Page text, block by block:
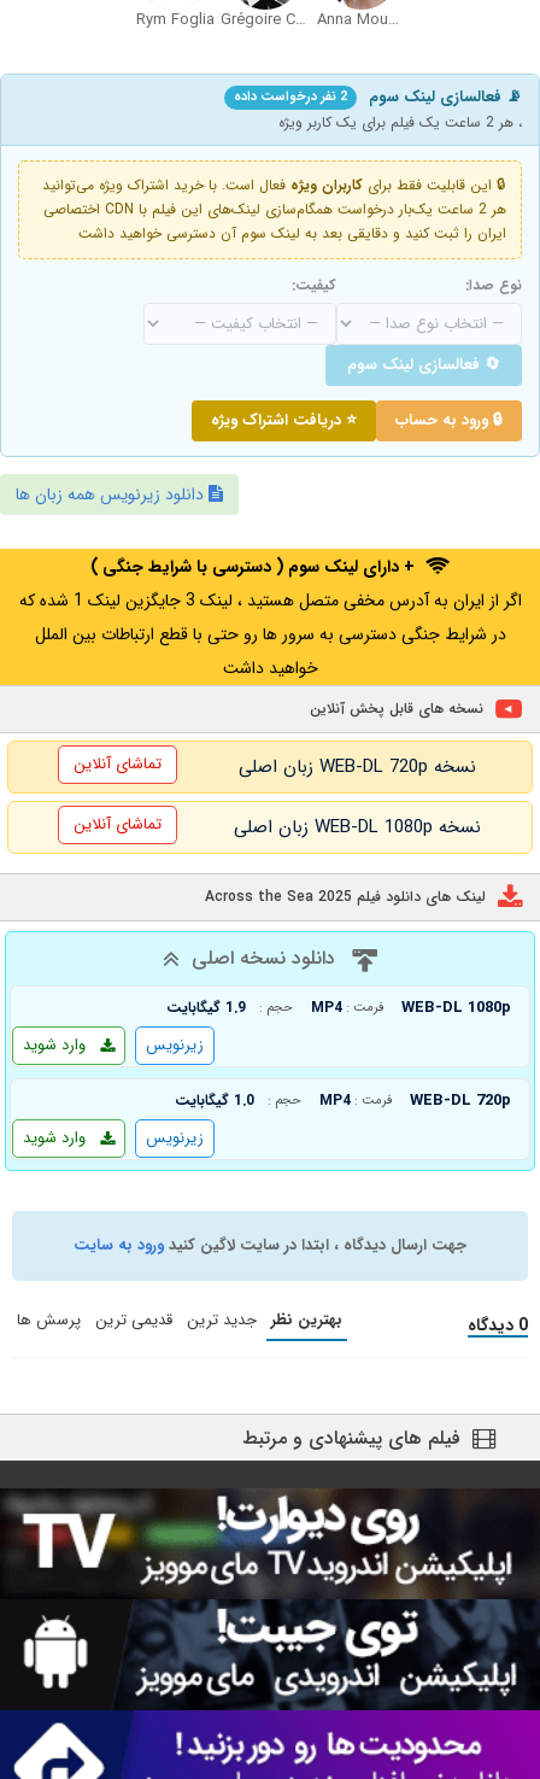
Anna Mouglalis
Grégoire Colin
Rym Foglia
📡 فعالسازی لینک سوم 2 نفر درخواست داده
، هر 2 ساعت یک فیلم برای یک کاربر ویژه
🔒 این قابلیت فقط برای کاربران ویژه فعال است. با خرید اشتراک ویژه می‌توانید
هر 2 ساعت یک‌بار درخواست همگام‌سازی لینک‌های این فیلم با CDN اختصاصی
ایران را ثبت کنید و دقایقی بعد به لینک سوم آن دسترسی خواهید داشت
نوع صدا: کیفیت:
🔄 فعالسازی لینک سوم
🔒 ورود به حساب ⭐ دریافت اشتراک ویژه
دانلود زیرنویس همه زبان ها
+ دارای لینک سوم ( دسترسی با شرایط جنگی )
اگر از ایران به آدرس مخفی متصل هستید ، لینک 3 جایگزین لینک 1 شده که
در شرایط جنگی دسترسی به سرور ها رو حتی با قطع ارتباطات بین الملل
خواهید داشت
نسخه های قابل پخش آنلاین
نسخه WEB-DL 720p زبان اصلی تماشای آنلاین
نسخه WEB-DL 1080p زبان اصلی تماشای آنلاین
لینک های دانلود فیلم Across the Sea 2025
دانلود نسخه اصلی
WEB-DL 1080p فرمت : MP4 حجم : 1.9 گیگابایت
وارد شوید زیرنویس
WEB-DL 720p فرمت : MP4 حجم : 1.0 گیگابایت
وارد شوید زیرنویس
جهت ارسال دیدگاه ، ابتدا در سایت لاگین کنیدورود به سایت
0 دیدگاه بهترین نظر جدید ترین قدیمی ترین پرسش ها
فیلم های پیشنهادی و مرتبط